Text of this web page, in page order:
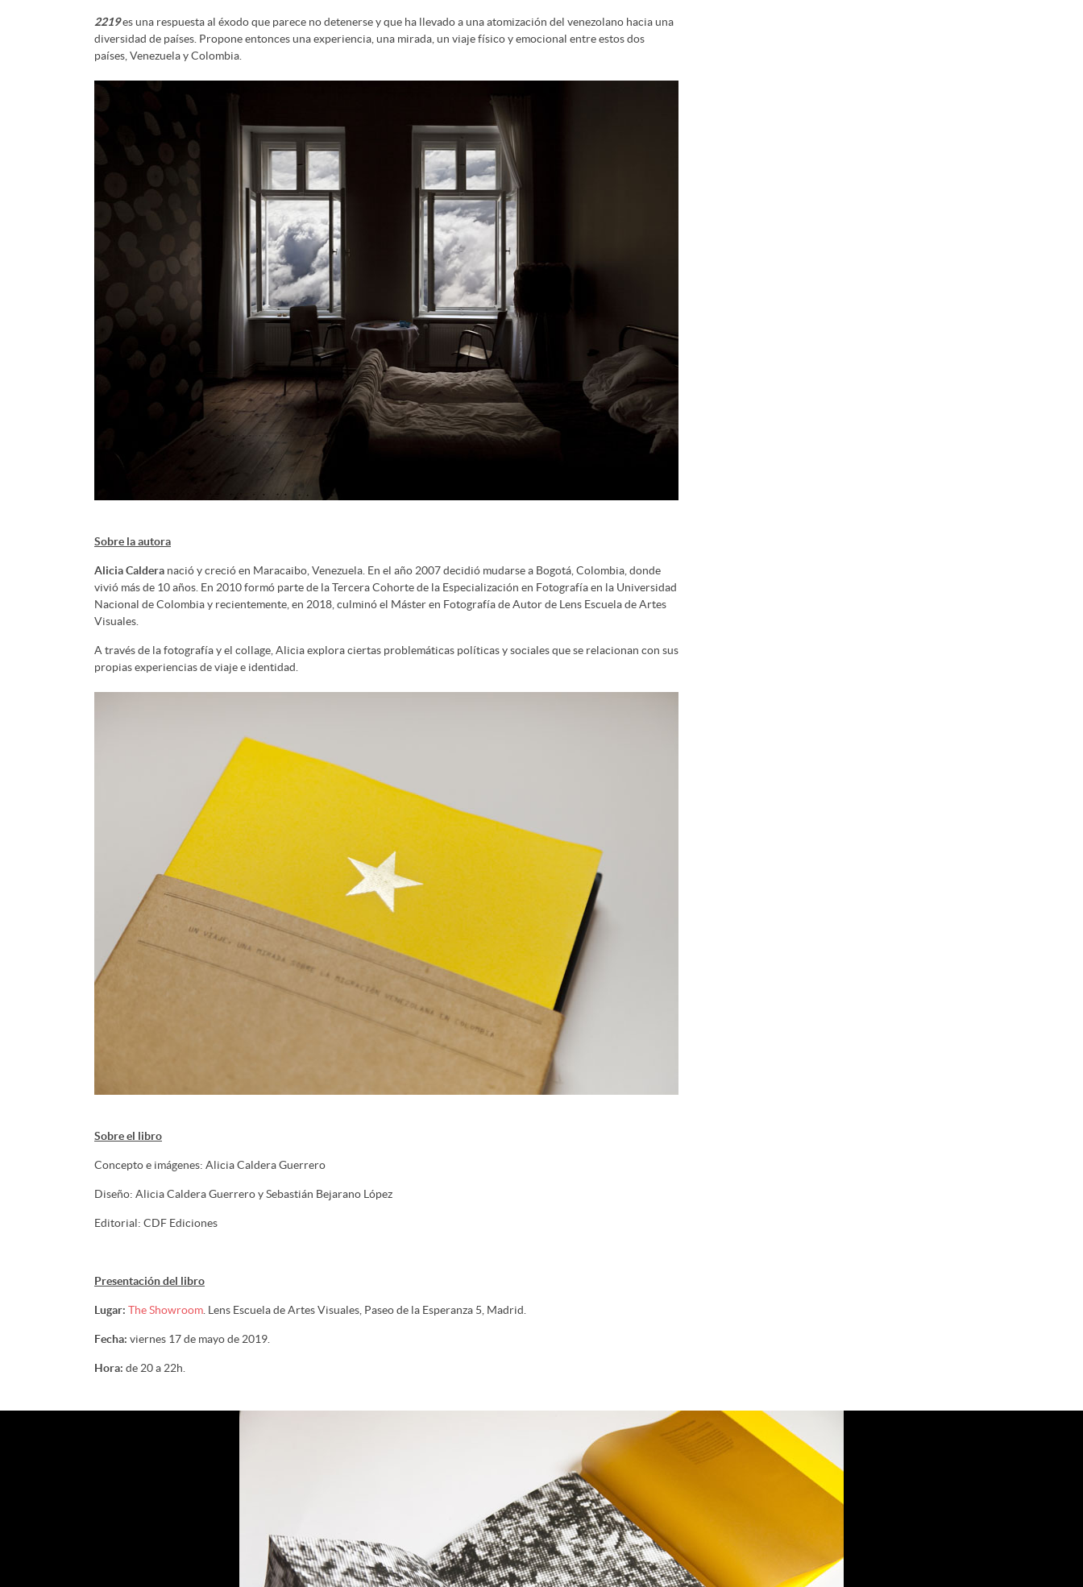
2219es una respuesta al éxodo que parece no detenerse y que ha llevado a una atomización del venezolano hacia una
diversidad de países. Propone entonces una experiencia, una mirada, un viaje físico y emocional entre estos dos
países, Venezuela y Colombia.
Sobre la autora
Alicia Caldera nació y creció en Maracaibo, Venezuela. En el año 2007 decidió mudarse a Bogotá, Colombia, donde
vivió más de 10 años. En 2010 formó parte de la Tercera Cohorte de la Especialización en Fotografía en la Universidad
Nacional de Colombia y recientemente, en 2018, culminó el Máster en Fotografía de Autor de Lens Escuela de Artes
Visuales.
A través de la fotografía y el collage, Alicia explora ciertas problemáticas políticas y sociales que se relacionan con sus
propias experiencias de viaje e identidad.
Sobre el libro
Concepto e imágenes: Alicia Caldera Guerrero
Diseño: Alicia Caldera Guerrero y Sebastián Bejarano López
Editorial: CDF Ediciones
Presentación del libro
Lugar: The Showroom . Lens Escuela de Artes Visuales, Paseo de la Esperanza 5, Madrid.
Fecha: viernes 17 de mayo de 2019.
Hora: de 20 a 22h.